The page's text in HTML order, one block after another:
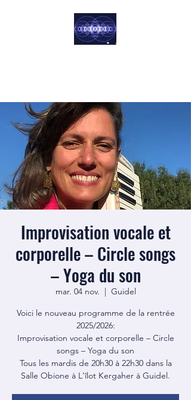
Harmoniste
Improvisation vocale et
corporelle – Circle songs
– Yoga du son
mar. 04 nov.
  |
Guidel
Voici le nouveau programme de la rentrée
2025/2026:
Improvisation vocale et corporelle – Circle
songs – Yoga du son
Tous les mardis de 20h30 à 22h30 dans la
Salle Obione à L'îlot Kergaher à Guidel.